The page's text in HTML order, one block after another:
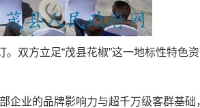
。双方立足“茂县花椒”这一地标性特色
企业的品牌影响力与超千万级客群基础